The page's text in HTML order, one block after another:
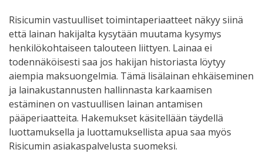
Risicumin vastuulliset toimintaperiaatteet näkyy siinä
että lainan hakijalta kysytään muutama kysymys
henkilökohtaiseen talouteen liittyen. Lainaa ei
todennäköisesti saa jos hakijan historiasta löytyy
aiempia maksuongelmia. Tämä lisälainan ehkäiseminen
ja lainakustannusten hallinnasta karkaamisen
estäminen on vastuullisen lainan antamisen
pääperiaatteita. Hakemukset käsitellään täydellä
luottamuksella ja luottamuksellista apua saa myös
Risicumin asiakaspalvelusta suomeksi.